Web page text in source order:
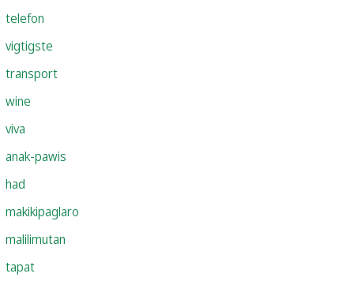
telefon
vigtigste
transport
wine
viva
anak-pawis
had
makikipaglaro
malilimutan
tapat